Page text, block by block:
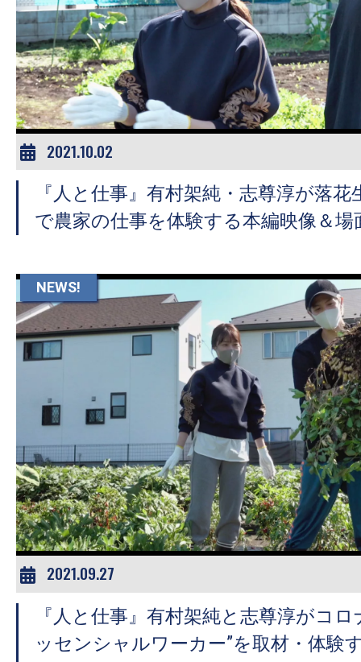
2021.10.02
『人と仕事』有村架純・志尊淳が落
で農家の仕事を体験する本編映像＆場
NEWS!
2021.09.27
『人と仕事』有村架純と志尊淳がコ
ッセンシャルワーカー”を取材・体験